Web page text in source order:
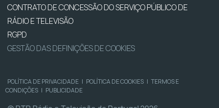
CONTRATO DE CONCESSÃO DO SERVIÇO PÚBLICO DE
RÁDIO E TELEVISÃO
RGPD
GESTÃO DAS DEFINIÇÕES DE COOKIES
POLÍTICA DE PRIVACIDADE | POLÍTICA DE COOKIES | TERMOS E
CONDIÇÕES | PUBLICIDADE